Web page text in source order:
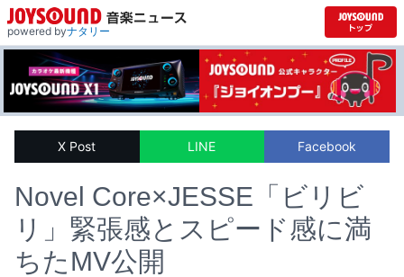
powered byナタリー
X Post LINE Facebook
Novel Core×JESSE「ビリビ
リ」緊張感とスピード感に満
ちたMV公開